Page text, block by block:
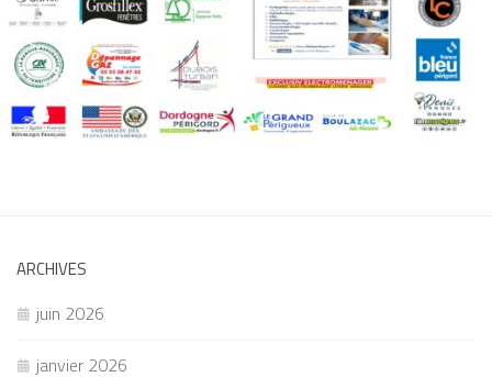
ARCHIVES
juin 2026
janvier 2026